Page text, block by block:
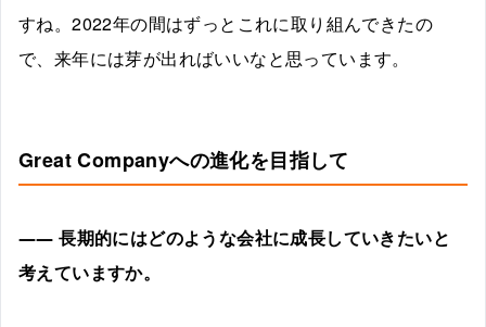
すね。2022年の間はずっとこれに取り組んできたの
で、来年には芽が出ればいいなと思っています。
Great Companyへの進化を目指して
――長期的にはどのような会社に成長していきたいと
考えていますか。